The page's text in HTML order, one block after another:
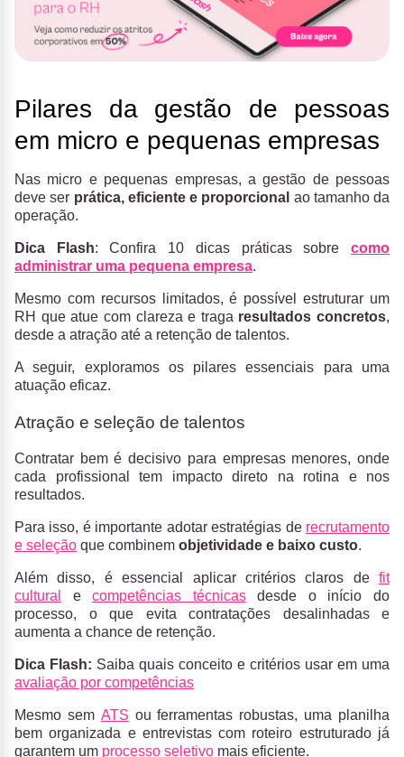
Pilares da gestão de pessoas
em micro e pequenas empresas
Nas micro e pequenas empresas, a gestão de pessoas
deve ser prática, eficiente e proporcional ao tamanho da
operação.
Dica Flash: Confira 10 dicas práticas sobrecomo
administrar uma pequena empresa.
Mesmo com recursos limitados, é possível estruturar um
RH que atue com clareza e traga resultados concretos,
desde a atração até a retenção de talentos.
A seguir, exploramos os pilares essenciais para uma
atuação eficaz.
Atração e seleção de talentos
Contratar bem é decisivo para empresas menores, onde
cada profissional tem impacto direto na rotina e nos
resultados.
Para isso, é importante adotar estratégias de recrutamento
e seleção que combinem objetividade e baixo custo.
Além disso, é essencial aplicar critérios claros de fit
cultural
ecompetências técnicasdesde o início do
processo, o que evita contratações desalinhadas e
aumenta a chance de retenção.
Dica Flash: Saiba quais conceito e critérios usar em uma
avaliação por competências
Mesmo sem ATS ou ferramentas robustas, uma planilha
bem organizada e entrevistas com roteiro estruturado já
garantem um processo seletivo mais eficiente.